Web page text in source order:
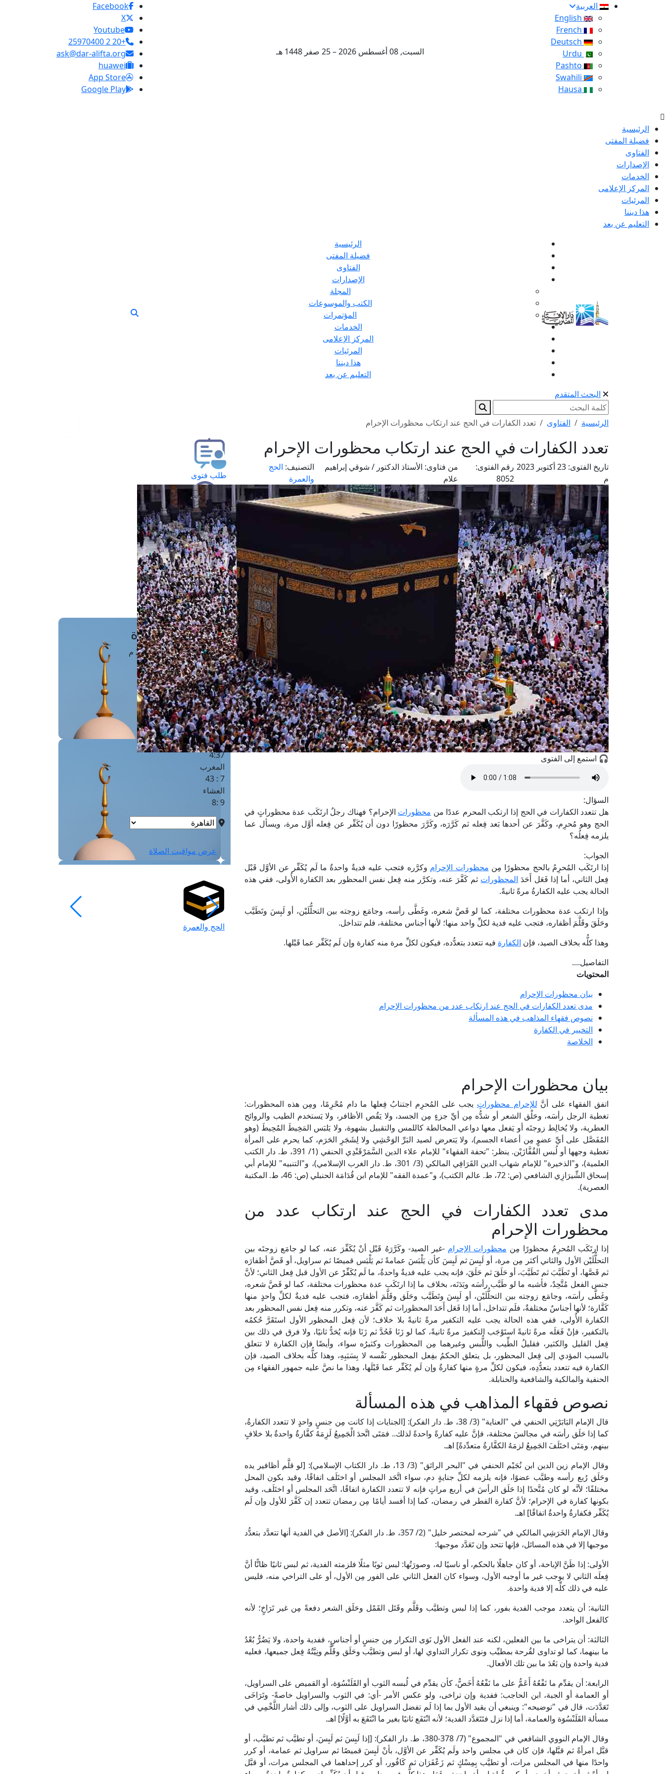
العربية
السبت, 08 أغسطس 2026 – 25 صفر 1448 هـ
Facebook
X
Youtube
+20 2 25970400
ask@dar-alifta.org
huawei
App Store
Google Play
الرئيسية
فضيلة المفتى
الفتاوى
الإصدارات
الخدمات
المركز الإعلامى
المرئيات
هذا ديننا
التعليم عن بعد
الرئيسية
فضيلة المفتى
الفتاوى
الإصدارات
المجلة
الكتب والموسوعات
المؤتمرات
الخدمات
المركز الإعلامى
المرئيات
هذا ديننا
التعليم عن بعد
البحث المتقدم
الرئيسية الفتاوى تعدد الكفارات في الحج عند ارتكاب محظورات الإحرام
تعدد الكفارات في الحج عند ارتكاب محظورات الإحرام
تاريخ الفتوى:
23 أكتوبر 2023
م
رقم الفتوى:
8052
من فتاوى: الأستاذ الدكتور / شوقي إبراهيم
علام
التصنيف: الحج
والعمرة
🎧 استمع إلى الفتوى
السؤال:
هل تتعدد الكفارات في الحج إذا ارتكب المحرم عددًا من محظورات الإحرام؟ فهناك رجلٌ ارتَكَب عدة محظوراتٍ في
الحج وهو مُحرِم، وكَفَّرَ عن أحدها بَعد فِعله ثم كَرَّرَه، وكَرَّرَ محظورًا دون أن يُكَفِّر عن فِعله أوَّل مرة، ويسأل عما
يلزمه فِعلُه؟
الجواب:
إذا ارتَكَب المُحرِمُ بالحج محظورًا مِن محظورات الإحرام وكرَّره فتجب عليه فديةٌ واحدةٌ ما لَم يُكَفِّر عن الأوَّل قَبْل
فِعل الثاني، أما إذا فَعَل أَحَدَ المحظورات ثم كَفَّرَ عنه، وتكرَّر منه فِعل نفس المحظور بعد الكفارة الأُولى، ففي هذه
الحالة يجب عليه الكفارةُ مرةً ثانيةً.
وإذا ارتكب عدة محظورات مختلفة، كما لو قَصَّ شعره، وغَطَّى رأسه، وجامَع زوجته بين التحلُّلَيْن، أو لَبِسَ وتَطَيَّب
وحَلَقَ وقَلَّمَ أظفاره، فتجب عليه فدية لكلِّ واحد منها؛ لأنها أجناس مختلفة، فلم تتداخل.
وهذا كلُّه بخلاف الصيد، فإن الكفارة فيه تتعدد بتعدُّده، فيكون لكلِّ مرة منه كفارة وإن لَم يُكَفِّر عما قَبْلها.
التفاصيل....
المحتويات
بيان محظورات الإحرام
مدى تعدد الكفارات في الحج عند ارتكاب عدد من محظورات الإحرام
نصوص فقهاء المذاهب في هذه المسألة
التخيير في الكفارة
الخلاصة
بيان محظورات الإحرام
اتفق الفقهاء على أنَّ للإحرام محظوراتٍ يجب على المُحرِم اجتنابُ فِعلها ما دام مُحْرِمًا، ومِن هذه المحظورات:
تغطية الرجل رأسَه، وحَلْق الشعر أو شدُّه مِن أيِّ جزءٍ مِن الجسد، ولا يَقُص الأظافر، ولا يَستخدم الطيب والروائح
العطرية، ولا يُخالِط زوجتَه أو يَفعل معها دواعي المخالطة كاللمس والتقبيل بشهوة، ولا يَلبَس المَخِيطَ المُحِيطَ (وهو
المُفَصَّل على أيِّ عضوٍ مِن أعضاء الجسم)، ولا يَتعرض لصيد البَرِّ الوَحْشِي ولا لِشَجَرِ الحَرَم، كما يحرم على المرأة
تغطية وجهها أو لُبس القُفَّازَيْن. ينظر: "تحفة الفقهاء" للإمام علاء الدين السَّمَرْقَنْدِي الحنفي (1/ 391، ط. دار الكتب
العلمية)، و"الذخيرة" للإمام شهاب الدين القَرَافِي المالكي (3/ 301، ط. دار الغرب الإسلامي)، و"التنبيه" للإمام أبي
إسحاق الشِّيرَازِي الشافعي (ص: 72، ط. عالم الكتب)، و"عمدة الفقه" للإمام ابن قُدَامَة الحنبلي (ص: 46، ط. المكتبة
العصرية).
مدى تعدد الكفارات في الحج عند ارتكاب عدد من
محظورات الإحرام
إذا ارتَكَب المُحرِمُ محظورًا مِن محظورات الإحرام -غير الصيد- وكَرَّرَهُ قَبْل أنْ يُكَفِّرَ عنه، كما لو جامَع زوجتَه بين
التحلُّلَيْن الأول والثاني أكثر مِن مرة، أو لَبِسَ ثم لَبِسَ كأن يَلْبَسَ عمامةً ثم يَلْبَس قميصًا ثم سراويل، أو قَصَّ أظفارَه
ثم قَصَّها، أو تَطَيَّبَ ثم تَطَيَّبَ، أو حَلَقَ ثم حَلَقَ، فإنه يجب عليه فديةٌ واحدةٌ، ما لَم يُكَفِّرْ عن الأول قبل فِعل الثاني؛ لأنَّ
جنس الفعل مُتَّحِدٌ، فأشبه ما لو طَيَّب رأسَه وبَدَنَه، بخلاف ما إذا ارتَكَب عدة محظورات مختلفة، كما لو قَصَّ شعره،
وغَطَّى رأسَه، وجامَع زوجته بين التحلُّلَيْن، أو لَبِسَ وتَطَيَّب وحَلَق وقَلَّمَ أظفارَه، فتجب عليه فديةٌ لكلِّ واحدٍ منها
كَفَّارة؛ لأنها أجناسٌ مختلفةٌ، فلَم تتداخل، أما إذا فَعَل أَحَدَ المحظورات ثم كَفَّرَ عنه، وتكرر منه فِعل نفس المحظور بعد
الكفارة الأُولى، ففي هذه الحالة يجب عليه التكفير مرةً ثانيةً بلا خلاف؛ لأن فِعل المحظور الأول استَقَرَّ حُكمُه
بالتكفير، فإنْ فَعَلَه مرةً ثانيةً استَوْجَب التكفيرَ مرةً ثانيةً، كما لو زَنَا فَحُدَّ ثم زَنَا فإنه يُحَدُّ ثانيًا، ولا فرق في ذلك بين
فِعل القليل والكثير، فقليلُ الطِّيب واللُّبس وغيرهما مِن المحظورات وكثيرُه سواء، وأيضًا فإن الكفارة لا تتعلق
بالسبب المؤدي إلى فِعل المحظور، بل يتعلق الحكمُ بفِعل المحظور نَفْسه لا بِسَبَبِهِ، وهذا كلُّه بخلاف الصيد، فإن
الكفارة فيه تتعدد بتعدُّدِه، فيكون لكلِّ مرةٍ منها كفارةٌ وإن لَم يُكَفِّر عما قَبْلَها، وهذا ما نصَّ عليه جمهور الفقهاء مِن
الحنفية والمالكية والشافعية والحنابلة.
نصوص فقهاء المذاهب في هذه المسألة
قال الإمام البَابَرْتِي الحنفي في "العناية" (3/ 38، ط. دار الفكر): [الجنايات إذا كانت مِن جنسٍ واحدٍ لا تتعدد الكفارةُ،
كما إذا حَلَق رأسَه في مجالسَ مختلفة، فإنَّ عليه كفارةً واحدةً لذلك.. فمَتَى اتَّحدَ الْجَمِيعُ لَزِمَهُ كفَّارةٌ واحدةٌ بلا خلافٍ
بينهم، ومَتَى اختَلَفَ الجَمِيعُ لزمَهُ الكفَّارةُ متعدِّدةً] اهـ.
وقال الإمام زين الدين ابن نُجَيْم الحنفي في "البحر الرائق" (3/ 13، ط. دار الكتاب الإسلامي): [لو قلَّم أظافير يده
وحَلَق رُبع رأسه وطيَّب عضوًا، فإنه يلزمه لكلِّ جنايةٍ دم، سواء اتَّحَد المجلس أو اختَلَف اتفاقًا، وقيد بكون المحل
مختلفًا؛ لأنَّه لو كان مُتَّحدًا إذا حَلَق الرأسَ في أربع مراتٍ فإنه لا تتعدد الكفارة اتفاقًا، اتَّحَد المجلس أو اختَلَف، وقيد
بكونها كفارة في الإحرام؛ لأنَّ كفارة الفطر في رمضان، كما إذا أفسد أيامًا مِن رمضان تتعدد إن كَفَّرَ للأول وإن لَم
يُكَفِّر فكفارةٌ واحدةٌ اتفاقًا] اهـ.
وقال الإمام الخَرَشِي المالكي في "شرحه لمختصر خليل" (2/ 357، ط. دار الفكر): [الأصل في الفدية أنها تتعدَّد بتعدُّد
موجبها إلا في هذه المسائل، فإنها تتحد وإن تَعَدَّد موجبها:
الأولى: إذا ظَنَّ الإباحة، أو كان جاهلًا بالحكم، أو ناسيًا له، وصورَتُها: لبس ثوبًا مثلًا فلزمته الفدية، ثم لبس ثانيًا ظانًّا أنَّ
فِعلَه الثاني لا يوجب غير ما أوجبه الأول، وسواء كان الفعل الثاني على الفور مِن الأول، أو على التراخي منه، فليس
عليه في ذلك كلِّه إلا فدية واحدة.
الثانية: أن يتعدد موجب الفدية بفور، كما إذا لبس وتطيَّب وقَلَّم وقَتَل القَمْل وحَلَق الشعر دفعةً مِن غير تَرَاخٍ؛ لأنه
كالفعل الواحد.
الثالثة: أن يتراخى ما بين الفعلين، لكنه عند الفعل الأول نَوَى التكرار مِن جنسٍ أو أجناسٍ، ففدية واحدة، ولا يَضُرُّ بُعْدُ
ما بينهما، كما لو تداوى لقُرحة بمطيِّب ونوى تكرار التداوي لها، أو لبس وتطيَّب وحَلَق وقَلَّم ونِيَّتُهُ فِعل جميعها، فعليه
فدية واحدة وإن بَعُدَ ما بين تلك الأفعال.
الرابعة: أن يقدِّم ما نَفْعُهُ أَعَمُّ على ما نَفْعُهُ أَخَصُّ، كأن يقدِّم في لُبسه الثوب أو القَلَنْسُوَة، أو القميص على السراويل،
أو العمامة أو الجبة، ابن الحاجب: ففدية وإن تراخى، ولو عكس الأمر -أي: في الثوب والسراويل خاصةً- وتَرَاخَى
تَعَدَّدَت، قال في "توضيحه": وينبغي أن يقيد الأول بما إذا لَم تفضل السراويل على الثوب، وإلى ذلك أشار اللَّخْمِي في
مسألة القَلَنْسُوَة والعمامة، أما إذا نزل فتَتَعَدَّد الفدية؛ لأنه انْتَفَع ثانيًا بغير ما انْتَفَعَ به أوَّلًا] اهـ.
وقال الإمام النووي الشافعي في "المجموع" (7/ 378-380، ط. دار الفكر): [إذا لَبِسَ ثم لَبِسَ، أو تطيَّب ثم تطيَّب، أو
قبَّل امرأةً ثم قبَّلها، فإن كان في مجلس واحد ولَم يُكَفِّر عن الأوَّل، بأنْ لَبِسَ قميصًا ثم سراويل ثم عمامة، أو كرر
واحدًا منها في المجلس مرات، أو تطيَّب بِمِسْكٍ ثم زَعْفَرَان ثم كَافُور، أو كرر إحداهما في المجلس مرات، أو قبَّل
طلب فتوى
استعلام عن فتوى
حجز موعد
الفتوى الهاتفية
مَواقِيتُ الصَّـــلاة
القاهرة · 08 أغسطس 2026 م
الفجر
4 :42
الشروق
6 :18
الظهر
1 : 1
العصر
4:37
المغرب
7 : 43
العشاء
9 :8
عرض مواقيت الصلاة
الحج والعمرة